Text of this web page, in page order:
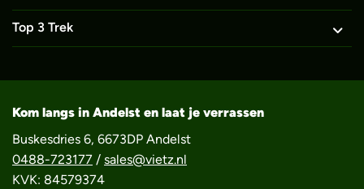
Top 3 Trek
Kom langs in Andelst en laat je verrassen
Buskesdries 6, 6673DP Andelst
0488-723177 / sales@vietz.nl
KVK: 84579374